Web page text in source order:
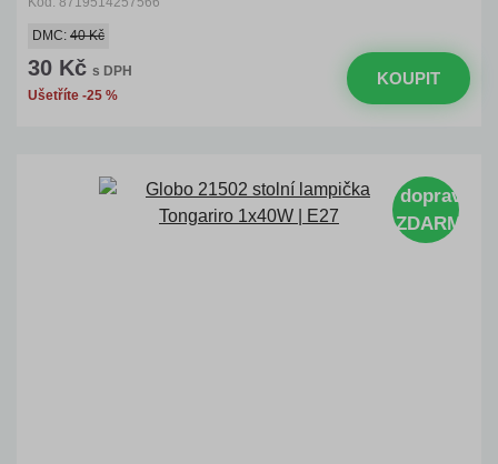
DMC: 40 Kč
30 Kč s DPH
Ušetříte -25 %
KOUPIT
doprava
ZDARMA